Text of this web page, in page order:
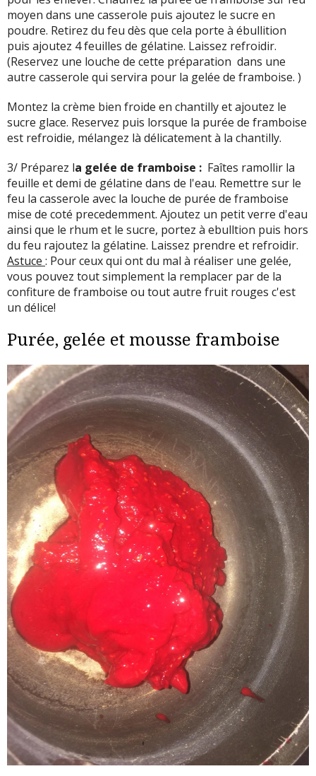
moyen dans une casserole puis ajoutez le sucre en
poudre. Retirez du feu dès que cela porte à ébullition
puis ajoutez 4 feuilles de gélatine. Laissez refroidir.
(Reservez une louche de cette préparation dans une
autre casserole qui servira pour la gelée de framboise. )
Montez la crème bien froide en chantilly et ajoutez le
sucre glace. Reservez puis lorsque la purée de framboise
est refroidie, mélangez là délicatement à la chantilly.
3/ Préparez la gelée de framboise : Faîtes ramollir la
feuille et demi de gélatine dans de l'eau. Remettre sur le
feu la casserole avec la louche de purée de framboise
mise de coté precedemment. Ajoutez un petit verre d'eau
ainsi que le rhum et le sucre, portez à ebulltion puis hors
du feu rajoutez la gélatine. Laissez prendre et refroidir.
Astuce : Pour ceux qui ont du mal à réaliser une gelée,
vous pouvez tout simplement la remplacer par de la
confiture de framboise ou tout autre fruit rouges c'est
un délice!
Purée, gelée et mousse framboise